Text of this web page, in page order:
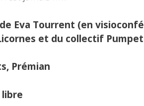
Eva Tourrent (en
et du collectif
Prémian